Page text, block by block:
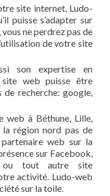
site internet, Ludo-
puisse s’adapter sur
ne perdrez pas de
de votre site
son expertise en
web puisse être
recherche: google,
web à Béthune, Lille,
la région nord pas de
web sur la
sur Facebook,
ou tout autre site
activité. Ludo-web
sur la toile.